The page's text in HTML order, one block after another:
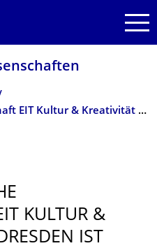
Neue europäische Partnerschaft EIT Kultur & Kreativität – TU Dresden ist dabei
KULTUR &
IST